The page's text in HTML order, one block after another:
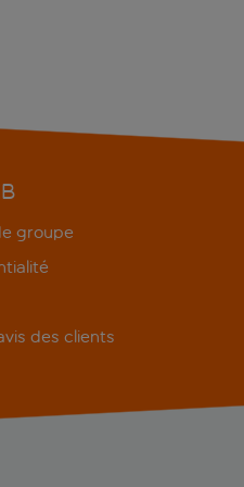
groupe
des clients